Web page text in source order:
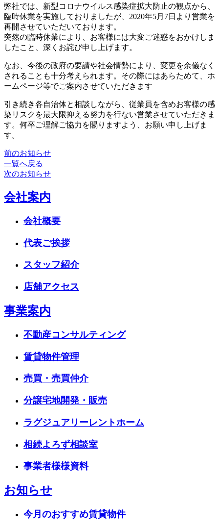
弊社では、新型コロナウイルス感染症拡大防止の観点から、
臨時休業を実施しておりましたが、2020年5月7日より営業を
再開させていただいております。
突然の臨時休業により、お客様には大変ご迷惑をおかけしま
したこと、深くお詫び申し上げます。
なお、今後の政府の要請や社会情勢により、変更を余儀なく
されることも十分考えられます。その際にはあらためて、ホ
ームページ等でご案内させていただきます
引き続き各自治体と相談しながら、従業員を含めお客様の感
染リスクを最大限抑える努力を行ない営業させていただきま
す。何卒ご理解ご協力を賜りますよう、お願い申し上げま
す。
前のお知らせ
一覧へ戻る
次のお知らせ
会社案内
会社概要
代表ご挨拶
スタッフ紹介
店舗アクセス
事業案内
不動産コンサルティング
賃貸物件管理
売買・売買仲介
分譲宅地開発・販売
ラグジュアリーレントホーム
相続よろず相談室
事業者様様資料
お知らせ
今月のおすすめ賃貸物件